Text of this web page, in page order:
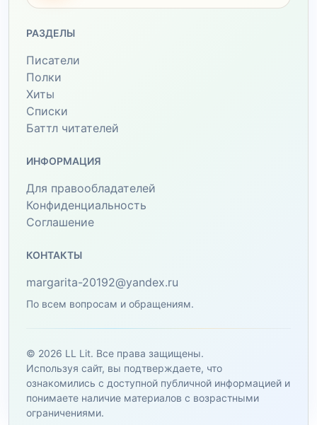
РАЗДЕЛЫ
Писатели
Полки
Хиты
Списки
Баттл читателей
ИНФОРМАЦИЯ
Для правообладателей
Конфиденциальность
Соглашение
КОНТАКТЫ
margarita-20192@yandex.ru
По всем вопросам и обращениям.
© 2026 LL Lit. Все права защищены.
Используя сайт, вы подтверждаете, что
ознакомились с доступной публичной информацией и
понимаете наличие материалов с возрастными
ограничениями.